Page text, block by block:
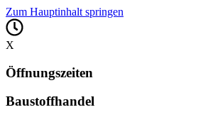
Zum Hauptinhalt springen
X
Öffnungszeiten
Baustoffhandel